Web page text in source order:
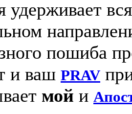
удерживает
пошиба
и ваш PRAV
мой и